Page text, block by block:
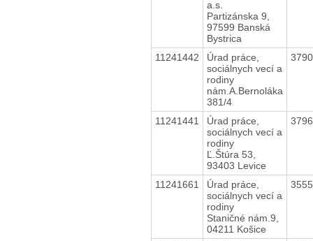
a.s.
Partizánska 9,
97599 Banská
Bystrica
11241442
Úrad práce,
sociálnych vecí a
rodiny
nám.A.Bernoláka
381/4
11241441
Úrad práce,
sociálnych vecí a
rodiny
Ľ.Štúra 53,
93403 Levice
11241661
Úrad práce,
sociálnych vecí a
rodiny
Staničné nám.9,
04211 Košice